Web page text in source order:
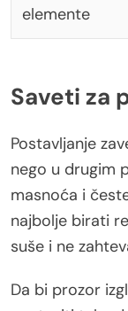
elemente
Saveti za
Postavljanje
nego u drugim
masnoća i
najbolje birati
suše i ne
Da bi prozor